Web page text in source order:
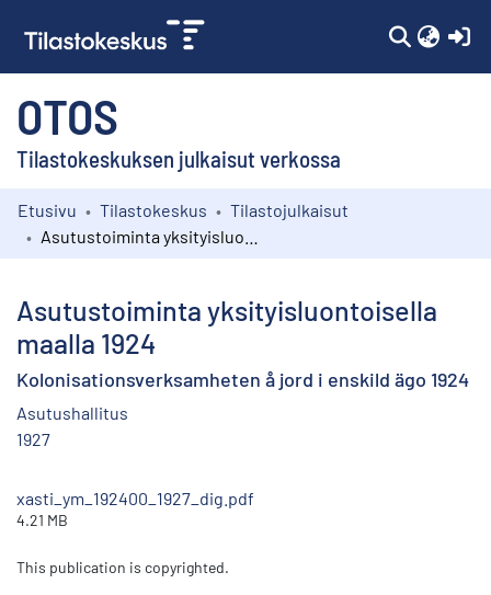
OTOS
Tilastokeskuksen julkaisut verkossa
Kokoelmat
Etusivu Tilastokeskus
Tilastojulkaisut
Asutustoiminta yksityisluontoisella
maalla 1924
Kolonisationsverksamheten å jord i enskild ägo 1924
Asutushallitus
1927
xasti_ym_192400_1927_dig.pdf
4.21 MB
This publication is copyrighted.